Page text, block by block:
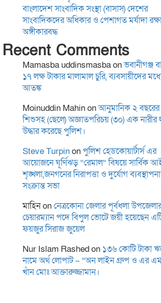
ময়মনসিংহে কিশোরীকে
ধর্ষণ ও ভিডিও ধারণ
স্থানীয় সরকার নির্বাচনের
তফসিল ঘোষণা
বাগমারা থানা পরিদর্শন
করলেন রাজশাহী রেঞ্জের
নবাগত ডিআইজি আশিক
সাঈদ
ময়মনসিংহে কিশোরীকে
ব্ল্যাকমেইল,গ্রেপ্তার-১
বাংলাদেশ সাংবাদিক সংস্থা (বাসাস) দেশের
সাংবাদিকদের অধিকার ও পেশাগত মর্যাদা
অঙ্গীকারবদ্ধ
Recent Comments
Mamasba uddinsmasbaonভবানীগঞ্জ
১৭ লক্ষ টাকার মালামাল চুরি, ব্যবসায়ীদের
আতঙ্ক
Moinuddin Mahinonআনুমানিক ২ বছরের
শিশুসহ (ছেলে) অজ্ঞাতপরিচয় (৩০) এক নারীর
উদ্ধার করেছে পুলিশ।
Steve Turpinonপুলিশ হেডকোয়ার্টার্স এর
আয়োজনে ঘূর্ণিঝড় “রেমাল” বিষয়ে সার্বিক
শৃঙ্খলা,জনগনের নিরাপত্তা ও দুর্যোগ ব্যবস্থাপনা
সংক্রান্ত সভা
মাহিনonনেত্রকোনা জেলার পূর্বধলা
চেয়ারম্যান পদে বিপুল ভোটে জয়ী হয়েছেন
ফয়জুর সিরাজ জুয়েল
Nur Islam Rashedon ১৩৬ কোটি টাকা
নামে অর্থ লোপাট – “অন লাইন গ্রুপ ও এর
খাঁন মোঃ আক্তারুজ্জামান।